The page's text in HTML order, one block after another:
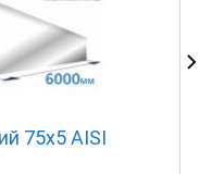
75х5 AISI